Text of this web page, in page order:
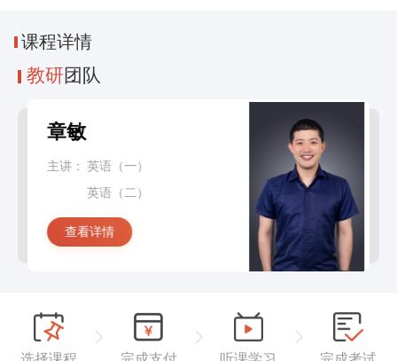
课程详情
教研团队
章敏
主讲： 英语（一）
英语（二）
查看详情